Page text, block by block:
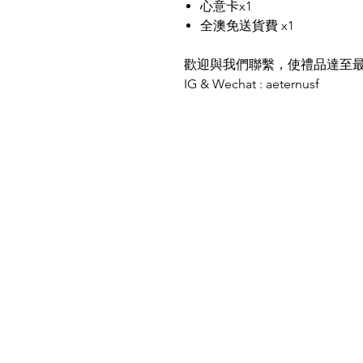
心意卡x1
全澳免送貨費 x1
歡迎與我們聯繫，使禮品達至
IG & Wechat : aeternusf